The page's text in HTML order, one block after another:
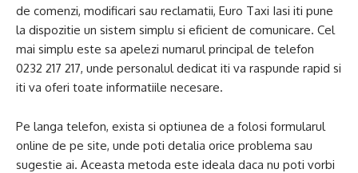
de comenzi, modificari sau reclamatii, Euro Taxi Iasi iti pune
la dispozitie un sistem simplu si eficient de comunicare. Cel
mai simplu este sa apelezi numarul principal de telefon
0232 217 217, unde personalul dedicat iti va raspunde rapid si
iti va oferi toate informatiile necesare.
Pe langa telefon, exista si optiunea de a folosi formularul
online de pe site, unde poti detalia orice problema sau
sugestie ai. Aceasta metoda este ideala daca nu poti vorbi